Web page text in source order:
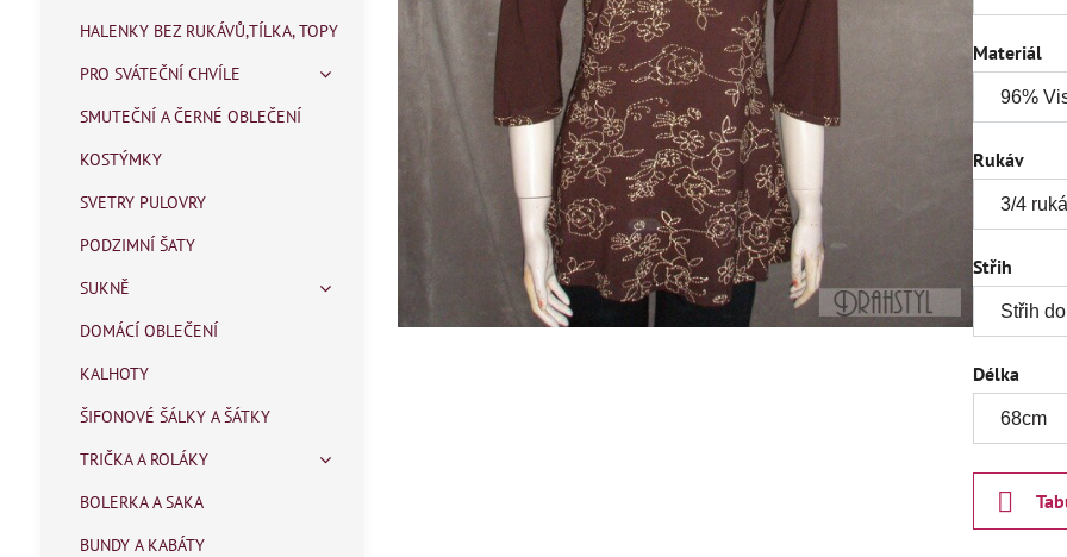
Materiál
Rukáv
Střih
Délka
HALENKY BEZ RUKÁVŮ,TÍLKA, TOPY
PRO SVÁTEČNÍ CHVÍLE
SMUTEČNÍ A ČERNÉ OBLEČENÍ
KOSTÝMKY
SVETRY PULOVRY
PODZIMNÍ ŠATY
SUKNĚ
DOMÁCÍ OBLEČENÍ
KALHOTY
ŠIFONOVÉ ŠÁLKY A ŠÁTKY
TRIČKA A ROLÁKY
BOLERKA A SAKA
BUNDY A KABÁTY